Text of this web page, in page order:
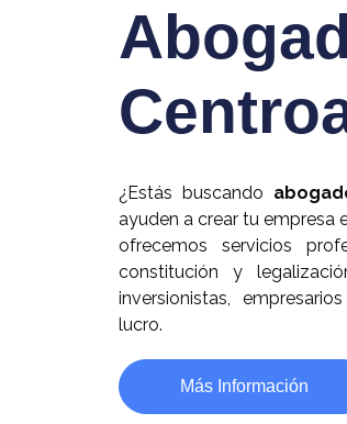
¿Estás buscando
ayuden a crear tu empresa
ofrecemos servicios
constitución y
inversionistas,
lucro.
Más Información